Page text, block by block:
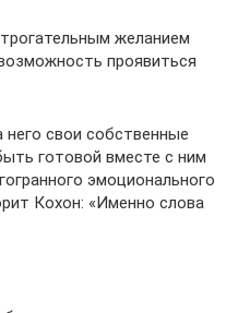
желанием
проявиться
него свои собственные
готовой вместе с ним
эмоционального
Кохон: «Именно слова